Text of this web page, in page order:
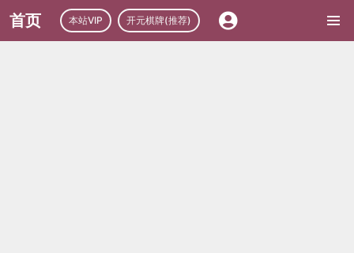
首页 本站VIP 开元棋牌(推荐)